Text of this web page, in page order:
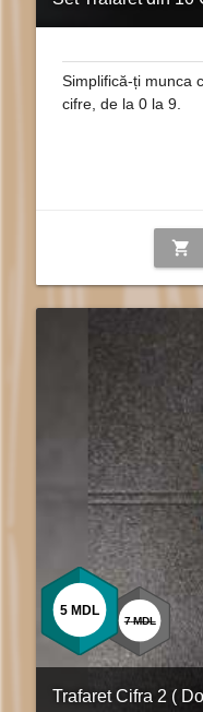
Simplifică-ți munca
cifre, de la 0 la 9.
shopping_cart
Trafaret Cifra 2 (
5 MDL
7 MDL